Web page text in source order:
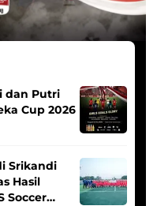
dan Putri
Cup 2026
Srikandi
Hasil
Soccer